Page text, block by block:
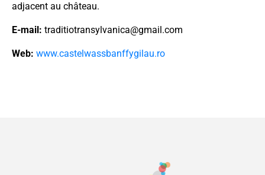
adjacent au château.
E-mail: traditiotransylvanica@gmail.com
Web: www.castelwassbanffygilau.ro